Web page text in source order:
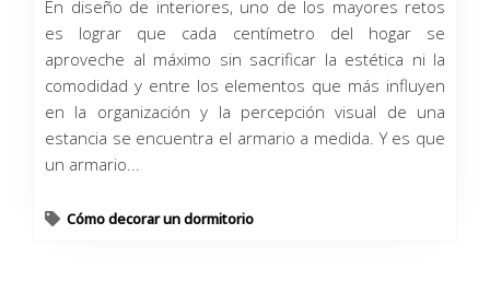
En diseño de interiores, uno de los mayores retos
es lograr que cada centímetro del hogar se
aproveche al máximo sin sacrificar la estética ni la
comodidad y entre los elementos que más influyen
en la organización y la percepción visual de una
estancia se encuentra el armario a medida. Y es que
un armario...
Cómo decorar un dormitorio